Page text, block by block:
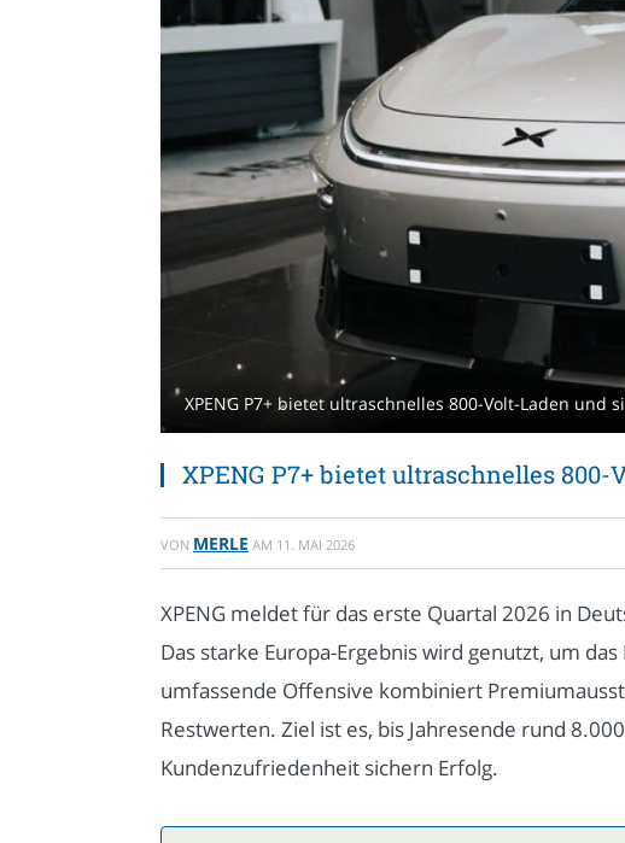
XPENG P7+ bietet ultraschnelles 800-Volt-Laden und
XPENG P7+ bietet ultraschnelles
VON MERLE AM 11. MAI 2026
XPENG meldet für das erste Quartal 2026 in
Das starke Europa-Ergebnis wird genutzt, um
umfassende Offensive kombiniert
Restwerten. Ziel ist es, bis Jahresende rund
Kundenzufriedenheit sichern Erfolg.